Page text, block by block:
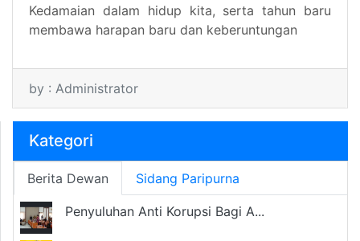
Kedamaian dalam hidup kita, serta tahun baru
membawa harapan baru dan keberuntungan
by : Administrator
Kategori
Berita Dewan Sidang Paripurna
Penyuluhan Anti Korupsi Bagi A...